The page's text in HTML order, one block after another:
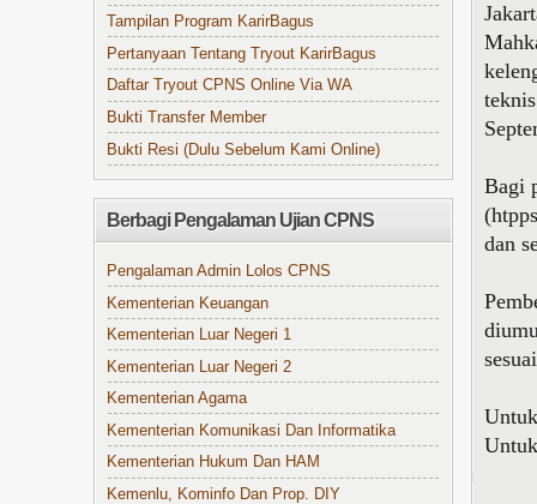
Bagi
dan
Tampilan Program KarirBagus
Pertanyaan Tentang Tryout KarirBagus
Daftar Tryout CPNS Online Via WA
Bukti Transfer Member
Bukti Resi (Dulu Sebelum Kami Online)
Berbagi Pengalaman Ujian CPNS
Pengalaman Admin Lolos CPNS
Kementerian Keuangan
Kementerian Luar Negeri 1
Kementerian Luar Negeri 2
Kementerian Agama
Kementerian Komunikasi Dan Informatika
Kementerian Hukum Dan HAM
Kemenlu, Kominfo Dan Prop. DIY